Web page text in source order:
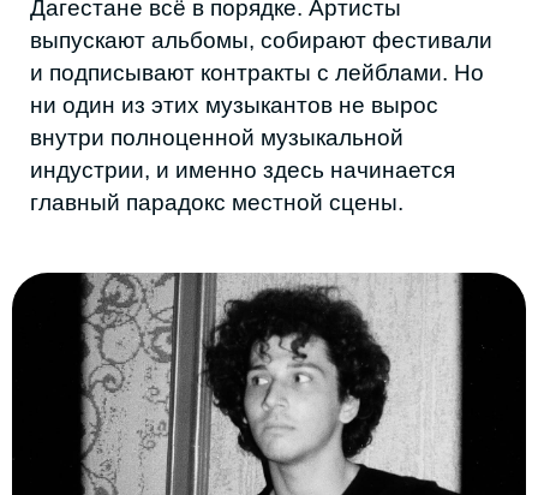
За каждым таким вечером стоит большая
организационная работа, которую Хизри
тащит один: площадка, аренда, техника,
музыкантов или слушателей, а в том, что
одно не умеет находить другое.
«Проблема не в отсутствии запроса и
даже не в материале. Запрос есть,
материал постепенно появляется.
Самое сложное — научиться его